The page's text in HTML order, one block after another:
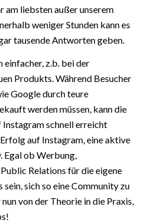
am liebsten außer unserem
weniger Stunden kann es
tausende Antworten geben.
einfacher, z.b. bei der
Produkts. Während Besucher
Google durch teure
werden müssen, kann die
schnell erreicht
auf Instagram, eine aktive
Egal ob Werbung,
Relations für die eigene
sein, sich so eine Community zu
von der Theorie in die Praxis,